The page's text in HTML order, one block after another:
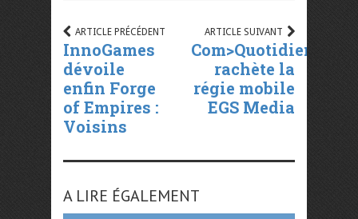
ARTICLE PRÉCÉDENT
InnoGames
dévoile
enfin Forge
of Empires :
Voisins
ARTICLE SUIVANT
Com>Quotidiens
rachète la
régie mobile
EGS Media
A LIRE ÉGALEMENT